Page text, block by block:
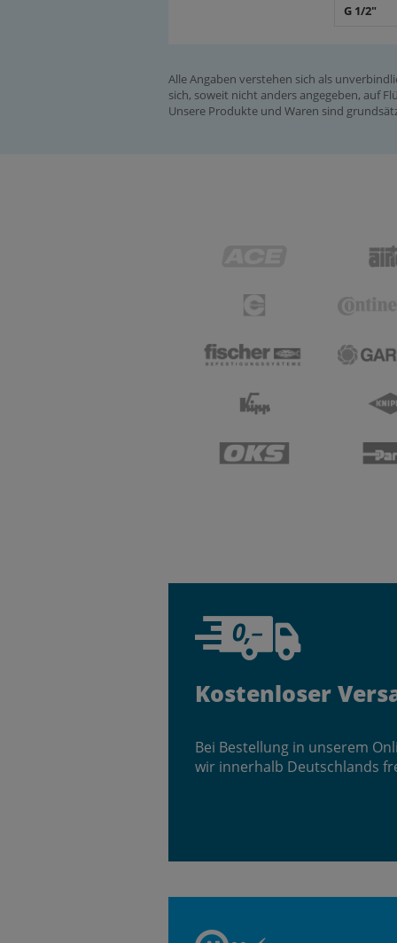
G 1/2"
Alle Angaben verstehen sich als
sich, soweit nicht anders angegeben, auf
Unsere Produkte und Waren sind
Kostenloser
Bei Bestellung in unserem
wir innerhalb Deutschlands